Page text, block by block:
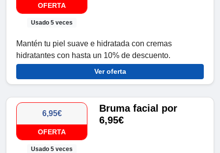
OFERTA
Usado 5 veces
Mantén tu piel suave e hidratada con cremas
hidratantes con hasta un 10% de descuento.
Ver oferta
6,95€
OFERTA
Usado 5 veces
Bruma facial por
6,95€